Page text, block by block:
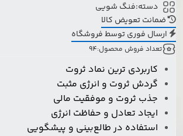
دسته:فنگ شویی
ضمانت تعویض کالا
ارسال فوری توسط فروشگاه
تعداد فروش محصول:94
کاربردی ترین نماد ثروت
گردش ثروت و انرژی مثبت
جذب ثروت و موفقیت مالی
ایجاد تعادل و حفاظت انرژی
استفاده در طالع‌بینی و پیشگویی